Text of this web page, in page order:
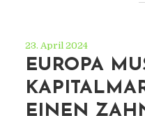
23. April 2024
EUROPA
EINEN